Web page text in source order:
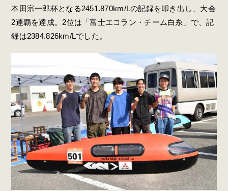
本田宗一郎杯となる2451.870km/Lの記録を叩き出し、大会
2連覇を達成。2位は「富士エコラン・チーム白糸」で、記
録は2384.826km/Lでした。